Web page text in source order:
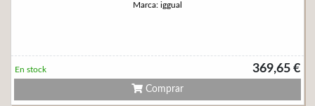
Marca: iggual
369,65 €
En stock
Comprar